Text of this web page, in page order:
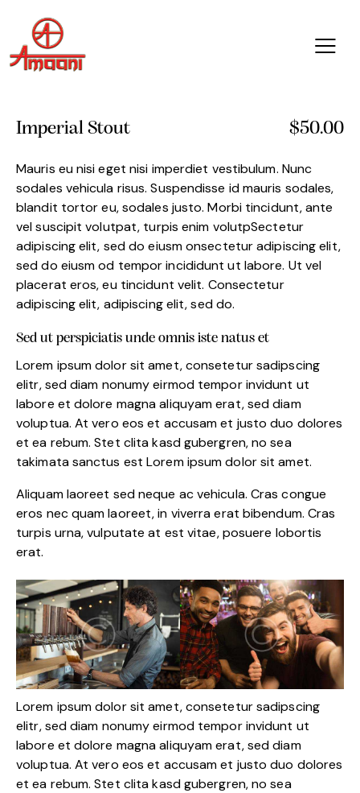
Imperial Stout $50.00
Mauris eu nisi eget nisi imperdiet vestibulum. Nunc
sodales vehicula risus. Suspendisse id mauris sodales,
blandit tortor eu, sodales justo. Morbi tincidunt, ante
vel suscipit volutpat, turpis enim volutpSectetur
adipiscing elit, sed do eiusm onsectetur adipiscing elit,
sed do eiusm od tempor incididunt ut labore. Ut vel
placerat eros, eu tincidunt velit. Consectetur
adipiscing elit, adipiscing elit, sed do.
Sed ut perspiciatis unde omnis iste natus et
Lorem ipsum dolor sit amet, consetetur sadipscing
elitr, sed diam nonumy eirmod tempor invidunt ut
labore et dolore magna aliquyam erat, sed diam
voluptua. At vero eos et accusam et justo duo dolores
et ea rebum. Stet clita kasd gubergren, no sea
takimata sanctus est Lorem ipsum dolor sit amet.
Aliquam laoreet sed neque ac vehicula. Cras congue
eros nec quam laoreet, in viverra erat bibendum. Cras
turpis urna, vulputate at est vitae, posuere lobortis
erat.
Lorem ipsum dolor sit amet, consetetur sadipscing
elitr, sed diam nonumy eirmod tempor invidunt ut
labore et dolore magna aliquyam erat, sed diam
voluptua. At vero eos et accusam et justo duo dolores
et ea rebum. Stet clita kasd gubergren, no sea